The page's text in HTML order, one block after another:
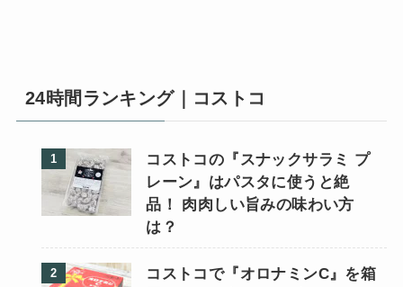
24時間ランキング｜コストコ
コストコの『スナックサラミ プ
レーン』はパスタに使うと絶
品！ 肉肉しい旨みの味わい方
は？
コストコで『オロナミンC』を箱